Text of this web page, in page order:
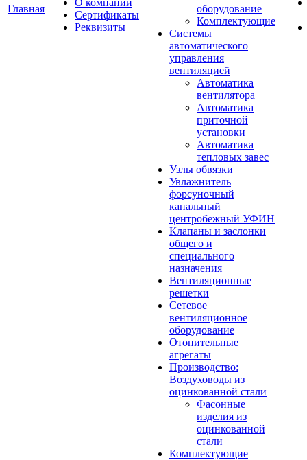
Главная
О компании
Сертификаты
Реквизиты
оборудование
Комплектующие
Системы
автоматического
управления
вентиляцией
Автоматика
вентилятора
Автоматика
приточной
установки
Автоматика
тепловых завес
Узлы обвязки
Увлажнитель
форсуночный
канальный
центробежный УФИН
Клапаны и заслонки
общего и
специального
назначения
Вентиляционные
решетки
Сетевое
вентиляционное
оборудование
Отопительные
агрегаты
Производство:
Воздуховоды из
оцинкованной стали
Фасонные
изделия из
оцинкованной
стали
Комплектующие